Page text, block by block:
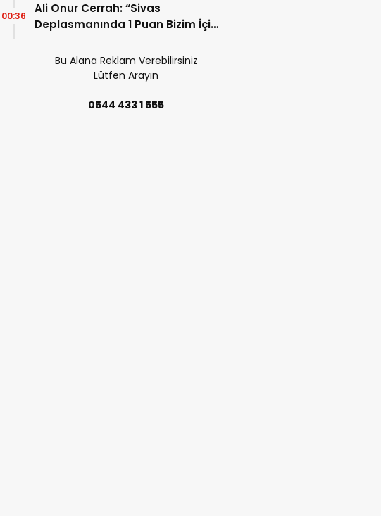
Ali Onur Cerrah: “Sivas
Deplasmanında 1 Puan Bizim İçin
00:36
Bu Alana Reklam Verebilirsiniz
Lütfen Arayın
0544 433 1 555